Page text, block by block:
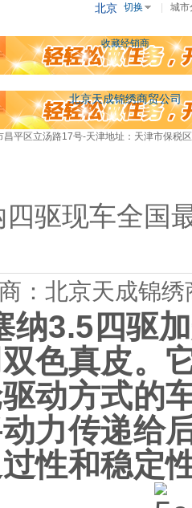
北京 切换 城市
收藏经销商
北京天成锦绣商贸公司
昌平区立汤路17号-天津地址：天津市保税
驱现车全国
：北京天成锦绣
纳3.5四驱
色真皮。
动方式的
力传递给
性和稳定